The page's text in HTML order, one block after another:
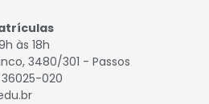
às 18h
3480/301 - Passos
020